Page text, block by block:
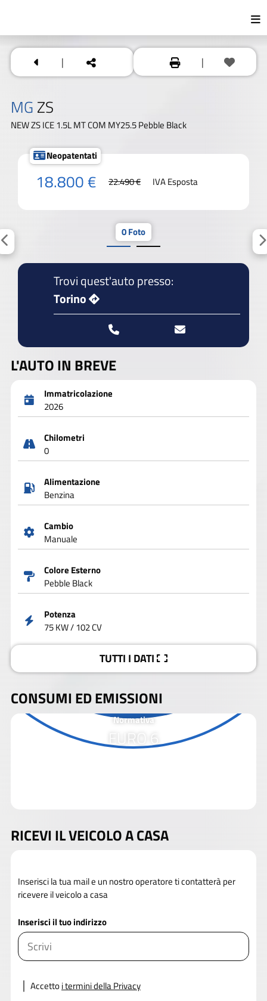
| |
MG ZS
NEW ZS ICE 1.5L MT COM MY25.5 Pebble Black
Neopatentati
18.800 € 22.490 € IVA Esposta
0 Foto
Trovi quest'auto presso:
Torino
L'AUTO IN BREVE
Immatricolazione
2026
Chilometri
0
Alimentazione
Benzina
Cambio
Manuale
Colore Esterno
Pebble Black
Potenza
75 KW / 102 CV
TUTTI I DATI
CONSUMI ED EMISSIONI
Normativa
EURO 6
RICEVI IL VEICOLO A CASA
Inserisci la tua mail e un nostro operatore ti contatterà per
ricevere il veicolo a casa
Inserisci il tuo indirizzo
Accettoi termini della Privacy